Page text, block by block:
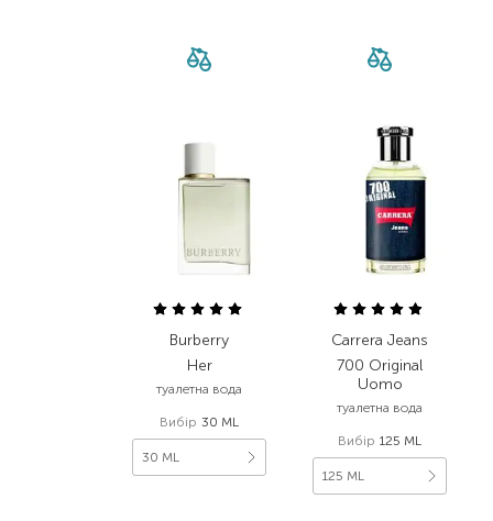
Burberry
Her
туалетна вода
Вибір 30 ML
30 ML
Carrera Jeans
700 Original
Uomo
туалетна вода
Вибір 125 ML
125 ML